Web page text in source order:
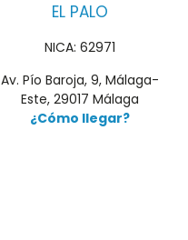
EL PALO
NICA: 62971
Av. Pío Baroja, 9, Málaga-
Este, 29017 Málaga
¿Cómo llegar?